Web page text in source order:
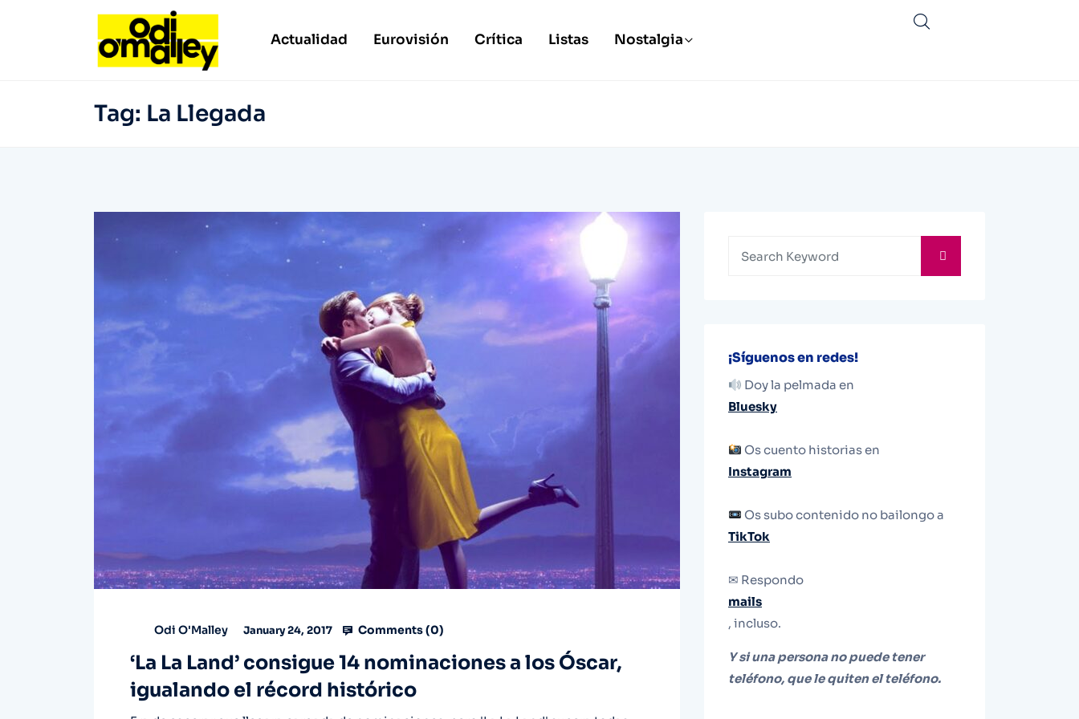
Actualidad Eurovisión Crítica Listas Nostalgia
Tag: La Llegada
Odi O'Malley January 24, 2017 Comments (0)
‘La La Land’ consigue 14 nominaciones a los Óscar,
igualando el récord histórico
¡Síguenos en redes!
Doy la pelmada en
Bluesky
Os cuento historias en
Instagram
Os subo contenido no bailongo a
TikTok
✉ Respondo
mails
, incluso.
Y si una persona no puede tener
teléfono, que le quiten el teléfono.